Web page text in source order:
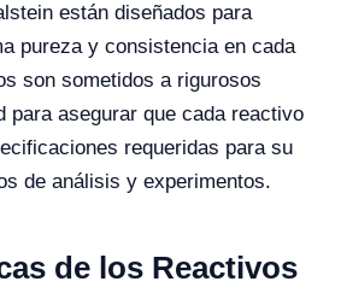
están diseñados para
pureza y consistencia en cada
son sometidos a rigurosos
para asegurar que cada reactivo
requeridas para su
de análisis y experimentos.
de los Reactivos